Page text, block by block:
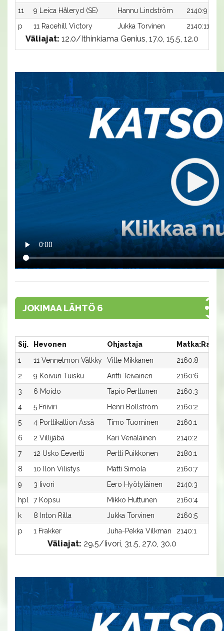
11 9 Leica Håleryd (SE) Hannu Lindström
2140:9
p
11 Racehill Victory Jukka Torvinen 2140:11
Väliajat: 12.0/Ithinkiama Genius, 17.0, 15.5, 12.0
JOKIMAA LÄHTÖ 6
Sij. Hevonen Ohjastaja Matka:Rata
1
11 Vennelmon Välkky Ville Mikkanen 2160:8
2
9 Koivun Tuisku Antti Teivainen 2160:6
3
6 Moido Tapio Perttunen 2160:3
4
5 Friiviri Henri Bollström 2160:2
5
4 Porttikallion Ässä Timo Tuominen 2160:1
6
2 Villijäbä Kari Venäläinen 2140:2
7
12 Usko Eevertti Pertti Puikkonen 2180:1
8
10 Ilon Vilistys Matti Simola 2160:7
9
3 Iivori Eero Hyötyläinen 2140:3
hpl
7 Kopsu Mikko Huttunen 2160:4
k
8 Inton Rilla Jukka Torvinen 2160:5
p
1 Frakker Juha-Pekka Vilkman 2140:1
Väliajat: 29.5/Iivori, 31.5, 27.0, 30.0